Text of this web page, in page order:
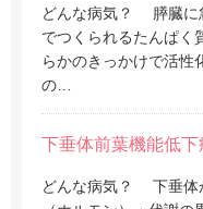
どんな病気？ 膵臓に
でつくられるたんぱく
らかのきっかけで活性
の…
下垂体前葉機能低下
どんな病気？ 下垂体